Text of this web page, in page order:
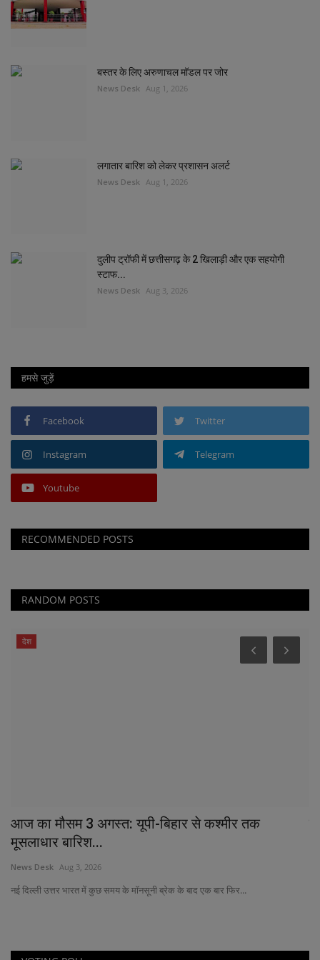
बस्तर के लिए अरुणाचल मॉडल पर जोर
News Desk Aug 1, 2026
लगातार बारिश को लेकर प्रशासन अलर्ट
News Desk Aug 1, 2026
दुलीप ट्रॉफी में छत्तीसगढ़ के 2 खिलाड़ी और एक सहयोगी
स्टाफ...
News Desk Aug 3, 2026
हमसे जुड़ें
Facebook Twitter
Instagram Telegram
Youtube
RECOMMENDED POSTS
RANDOM POSTS
देश
आज का मौसम 3 अगस्त: यूपी-बिहार से कश्मीर तक
मूसलाधार बारिश...
News Desk Aug 3, 2026
नई दिल्ली उत्तर भारत में कुछ समय के मॉनसूनी ब्रेक के बाद एक बार फिर...